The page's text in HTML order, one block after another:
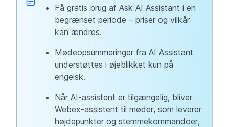
Få gratis brug af Ask AI Assistant i en
begrænset periode – priser og vilkår
kan ændres.
Mødeopsummeringer fra AI Assistant
understøttes i øjeblikket kun på
engelsk.
Når AI-assistent er tilgængelig, bliver
Webex-assistent til møder, som leverer
højdepunkter og stemmekommandoer,